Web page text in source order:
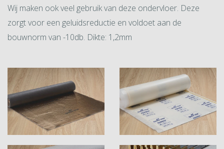
Wij maken ook veel gebruik van deze ondervloer. Deze
zorgt voor een geluidsreductie en voldoet aan de
bouwnorm van -10db. Dikte: 1,2mm